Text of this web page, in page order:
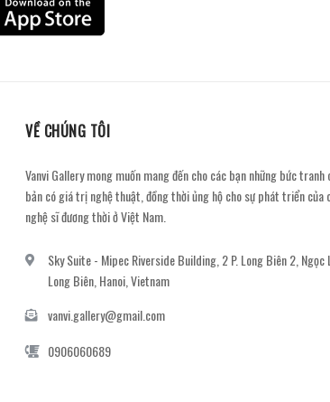
VỀ CHÚNG TÔI
Vanvi Gallery mong muốn mang đến cho các bạn những bức tranh
bản có giá trị nghệ thuật, đồng thời ủng hộ cho sự phát triển của
nghệ sĩ đương thời ở Việt Nam.
Sky Suite - Mipec Riverside Building, 2 P. Long Biên 2, Ngọc
Long Biên, Hanoi, Vietnam
vanvi.gallery@gmail.com
0906060689